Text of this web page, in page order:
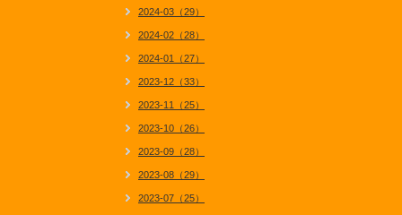
2024-03（29）
2024-02（28）
2024-01（27）
2023-12（33）
2023-11（25）
2023-10（26）
2023-09（28）
2023-08（29）
2023-07（25）